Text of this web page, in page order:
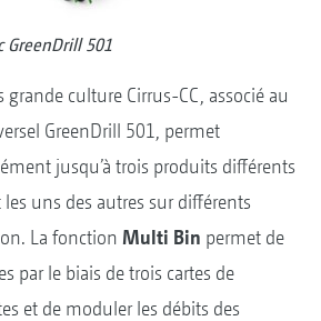
GreenDrill 501
culture Cirrus-CC, associé au
GreenDrill 501, permet
jusqu’à trois produits différents
uns des autres sur différents
La fonction Multi Bin permet de
par le biais de trois cartes de
et de moduler les débits des